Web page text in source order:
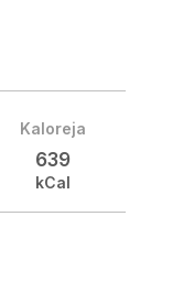
Kaloreja
639
kCal